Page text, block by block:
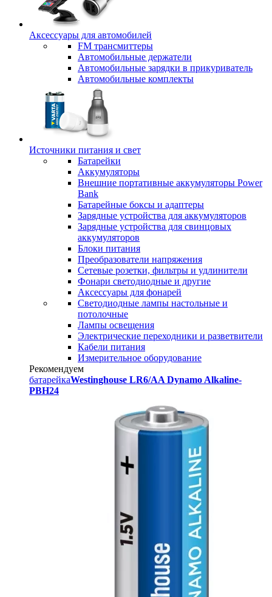
Аксессуары для автомобилей
FM трансмиттеры
Автомобильные держатели
Автомобильные зарядки в прикуриватель
Автомобильные комплекты
Источники питания и свет
Батарейки
Аккумуляторы
Внешние портативные аккумуляторы Power
Bank
Батарейные боксы и адаптеры
Зарядные устройства для аккумуляторов
Зарядные устройства для свинцовых
аккумуляторов
Блоки питания
Преобразователи напряжения
Сетевые розетки, фильтры и удлинители
Фонари светодиодные и другие
Аксессуары для фонарей
Светодиодные лампы настольные и
потолочные
Лампы освещения
Электрические переходники и разветвители
Кабели питания
Измерительное оборудование
Рекомендуем
батарейкаWestinghouse LR6/AA Dynamo Alkaline-
PBH24